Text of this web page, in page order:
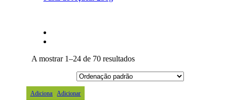
A mostrar 1–24 de 70 resultados
Adicionar Adicionar